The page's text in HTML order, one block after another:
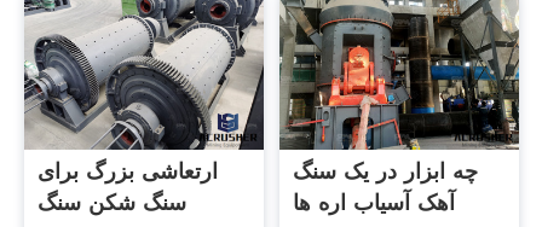
ارتعاشی بزرگ برای
سنگ شکن سنگ
چه ابزار در یک سنگ
آهک آسیاب اره ها